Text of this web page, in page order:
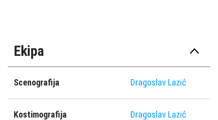
Ekipa
Scenografija Dragoslav Lazić
Kostimografija Dragoslav Lazić